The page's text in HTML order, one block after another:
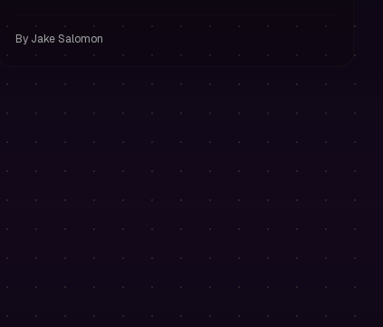
du risque et restez financé.
By Jake Salomon